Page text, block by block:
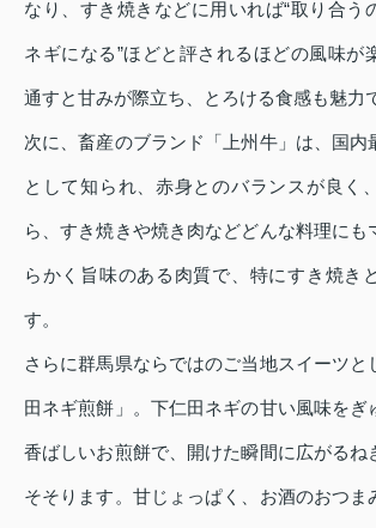
なり、すき焼きなどに用いれば“取り合う
ネギになる”ほどと評されるほどの風味が
通すと甘みが際立ち、とろける食感も魅力
次に、畜産のブランド「上州牛」は、国内
として知られ、赤身とのバランスが良く
ら、すき焼きや焼き肉などどんな料理にも
らかく旨味のある肉質で、特にすき焼き
す。
さらに群馬県ならではのご当地スイーツと
田ネギ煎餅」。下仁田ネギの甘い風味をぎ
香ばしいお煎餅で、開けた瞬間に広がるね
そそります。甘じょっぱく、お酒のおつま